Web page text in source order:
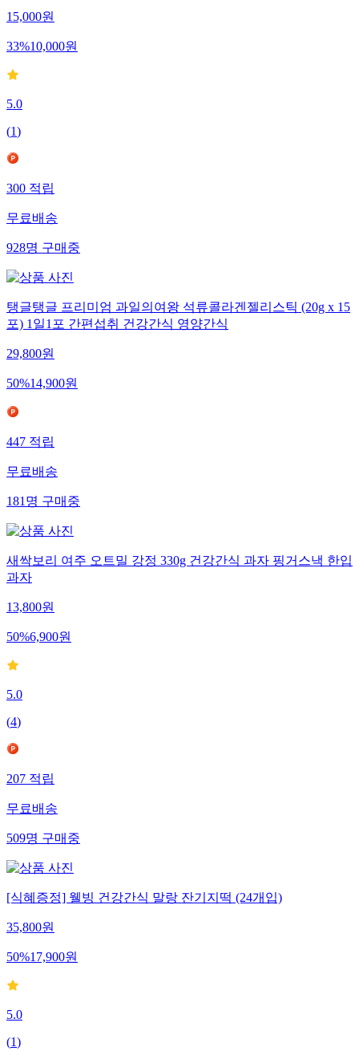
15,000원
33%10,000원
5.0
(1)
300적립
무료배송
928명구매중
탱글탱글 프리미엄 과일의여왕 석류콜라겐젤리스틱 (20g x 15
포) 1일1포 간편섭취 건강간식 영양간식
29,800원
50%14,900원
447적립
무료배송
181명구매중
새싹보리 여주 오트밀 강정 330g 건강간식 과자 핑거스낵 한입
과자
13,800원
50%6,900원
5.0
(4)
207적립
무료배송
509명구매중
[식혜증정] 웰빙 건강간식 말랑 잔기지떡 (24개입)
35,800원
50%17,900원
5.0
(1)